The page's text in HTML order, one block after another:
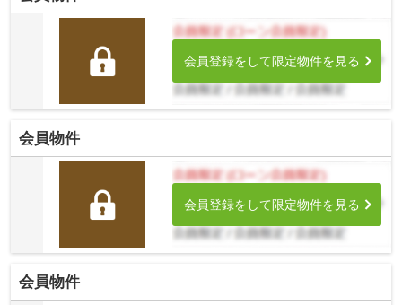
会員登録をして限定物件を見る
会員物件
会員登録をして限定物件を見る
会員物件